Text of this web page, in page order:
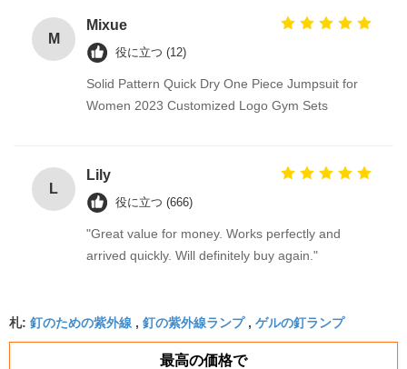
M
Mixue
役に立つ (12)
Solid Pattern Quick Dry One Piece Jumpsuit for
Women 2023 Customized Logo Gym Sets
L
Lily
役に立つ (666)
"Great value for money. Works perfectly and
arrived quickly. Will definitely buy again."
札: 釘のための紫外線 , 釘の紫外線ランプ, ゲルの釘ランプ
最高の価格で